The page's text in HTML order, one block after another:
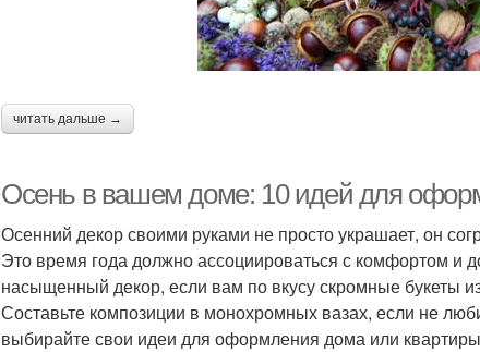
читать дальше →
Осень в вашем доме: 10 идей для
Осенний декор своими руками не просто украшает, он
Это время года должно ассоциироваться с комфортом и
насыщенный декор, если вам по вкусу скромные букеты
Составьте композиции в монохромных вазах, если не
выбирайте свои идеи для оформления дома или